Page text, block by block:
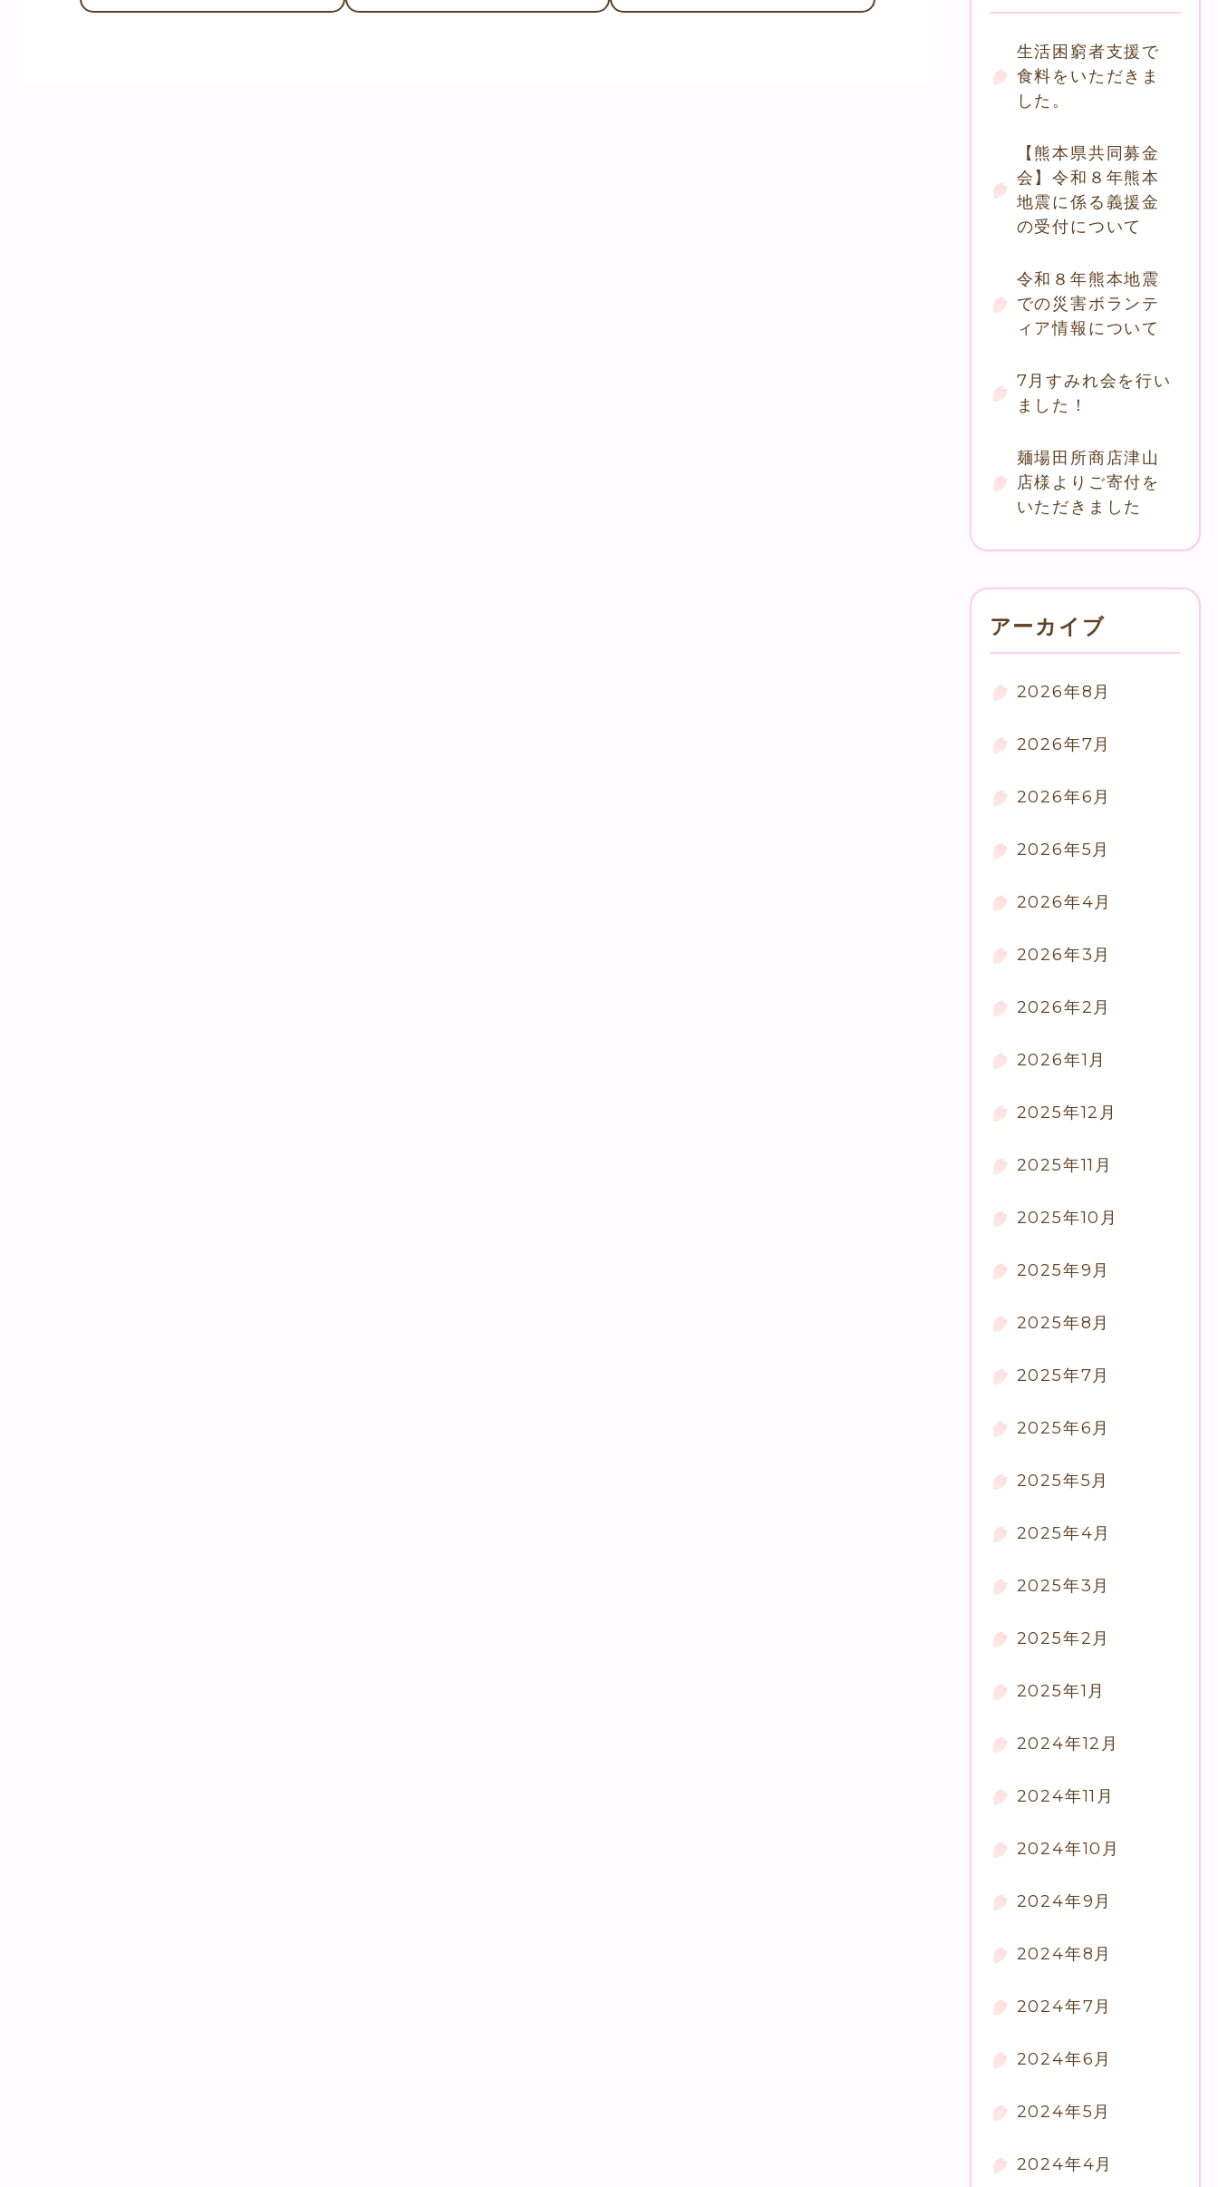
生活困窮者支援で
食料をいただきま
した。
【熊本県共同募金
会】令和８年熊本
地震に係る義援金
の受付について
令和８年熊本地震
での災害ボランテ
ィア情報について
7月すみれ会を行い
ました！
麺場田所商店津山
店様よりご寄付を
いただきました
アーカイブ
2026年8月
2026年7月
2026年6月
2026年5月
2026年4月
2026年3月
2026年2月
2026年1月
2025年12月
2025年11月
2025年10月
2025年9月
2025年8月
2025年7月
2025年6月
2025年5月
2025年4月
2025年3月
2025年2月
2025年1月
2024年12月
2024年11月
2024年10月
2024年9月
2024年8月
2024年7月
2024年6月
2024年5月
2024年4月